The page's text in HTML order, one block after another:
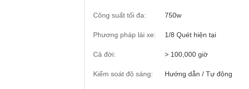
Công suất tối đa: 750w
Phương pháp lái xe: 1/8 Quét hiện tại
Cả đời: > 100,000 giờ
Kiểm soát độ sáng: Hướng dẫn / Tự động